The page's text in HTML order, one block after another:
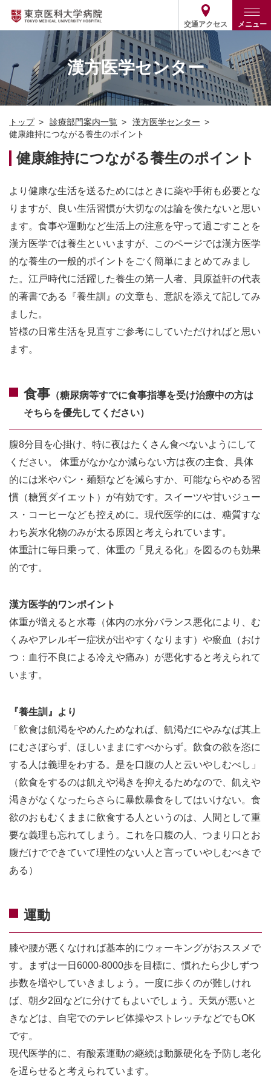
交通アクセス メニュー
トップ
外来・入院案内
外来
入院
患者支援・相談窓口
診療部門案内
診療部門案内一覧
医師・歯科医師等情報検索
病院案内
基本情報
役割・取り組み
外部評価
医療関係の方
その他
ENGLISH 简体中文
03-3342-6111
漢方医学センター
トップ 診療部門案内一覧
漢方医学センター
健康維持につながる養生のポイント
健康維持につながる養生のポイント
より健康な生活を送るためにはときに薬や手術も必要とな
りますが、良い生活習慣が大切なのは論を俟たないと思い
ます。食事や運動など生活上の注意を守って過ごすことを
漢方医学では養生といいますが、このページでは漢方医学
的な養生の一般的ポイントをごく簡単にまとめてみまし
た。江戸時代に活躍した養生の第一人者、貝原益軒の代表
的著書である『養生訓』の文章も、意訳を添えて記してみ
ました。
皆様の日常生活を見直すご参考にしていただければと思い
ます。
食事 （糖尿病等すでに食事指導を受け治療中の方は
そちらを優先してください）
腹8分目を心掛け、特に夜はたくさん食べないようにして
ください。 体重がなかなか減らない方は夜の主食、具体
的には米やパン・麺類などを減らすか、可能ならやめる習
慣（糖質ダイエット）が有効です。スイーツや甘いジュー
ス・コーヒーなども控えめに。現代医学的には、糖質すな
わち炭水化物のみが太る原因と考えられています。
体重計に毎日乗って、体重の「見える化」を図るのも効果
的です。
漢方医学的ワンポイント
体重が増えると水毒（体内の水分バランス悪化により、む
くみやアレルギー症状が出やすくなります）や瘀血（おけ
つ：血行不良による冷えや痛み）が悪化すると考えられて
います。
『養生訓』より
「飲食は飢渇をやめんためなれば、飢渇だにやみなば其上
にむさぼらず、ほしいままにすべからず。飲食の欲を恣に
する人は義理をわする。是を口腹の人と云いやしむべし」
（飲食をするのは飢えや渇きを抑えるためなので、飢えや
渇きがなくなったらさらに暴飲暴食をしてはいけない。食
欲のおもむくままに飲食する人というのは、人間として重
要な義理も忘れてしまう。これを口腹の人、つまり口とお
腹だけでできていて理性のない人と言っていやしむべきで
ある）
運動
膝や腰が悪くなければ基本的にウォーキングがおススメで
す。まずは一日6000-8000歩を目標に、慣れたら少しずつ
歩数を増やしていきましょう。一度に歩くのが難しけれ
ば、朝夕2回などに分けてもよいでしょう。天気が悪いと
きなどは、自宅でのテレビ体操やストレッチなどでもOK
です。
現代医学的に、有酸素運動の継続は動脈硬化を予防し老化
を遅らせると考えられています。